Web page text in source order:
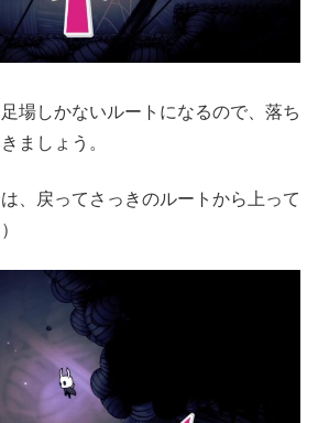
場しかないルートになるので、落ち
ましょう。
、戻ってさっきのルートから上って